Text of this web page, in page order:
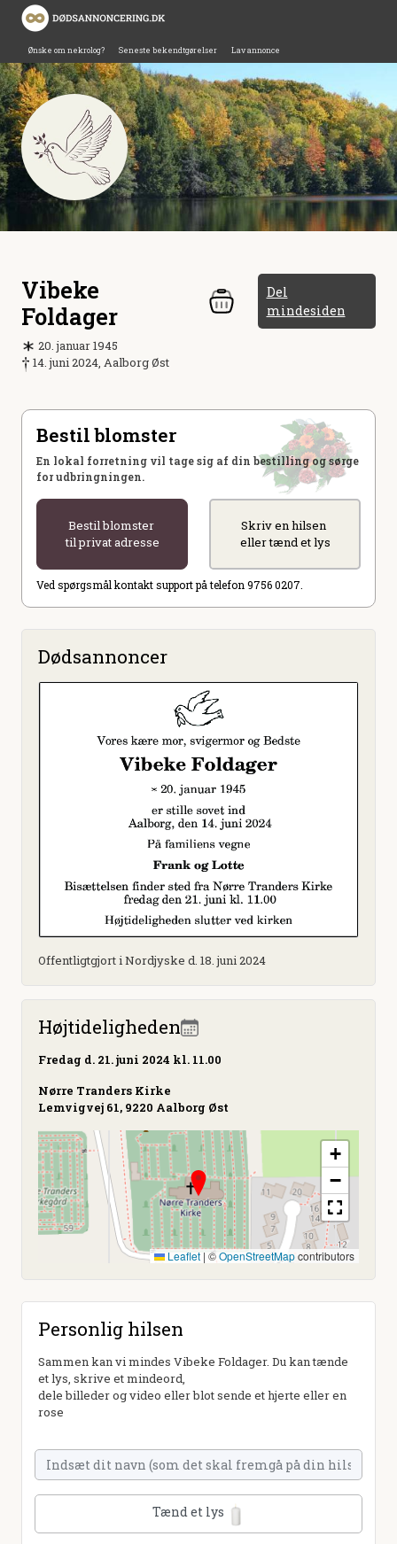
Ønske om nekrolog? Seneste bekendtgørelser Lav annonce
Vibeke
Foldager
Del
mindesiden
20. januar 1945
14. juni 2024, Aalborg Øst
Bestil blomster
En lokal forretning vil tage sig af din bestilling og sørge
for udbringningen.
Bestil blomster
til privat adresse
Skriv en hilsen
eller tænd et lys
Ved spørgsmål kontakt support på telefon 9756 0207.
Dødsannoncer
Offentligtgjort i Nordjyske d. 18. juni 2024
Højtideligheden
Fredag d. 21. juni 2024 kl. 11.00
Nørre Tranders Kirke
Lemvigvej 61, 9220 Aalborg Øst
+
−
Leaflet | ©OpenStreetMapcontributors
Personlig hilsen
Sammen kan vi mindes Vibeke Foldager. Du kan tænde
et lys, skrive et mindeord,
dele billeder og video eller blot sende et hjerte eller en
rose
Tænd et lys